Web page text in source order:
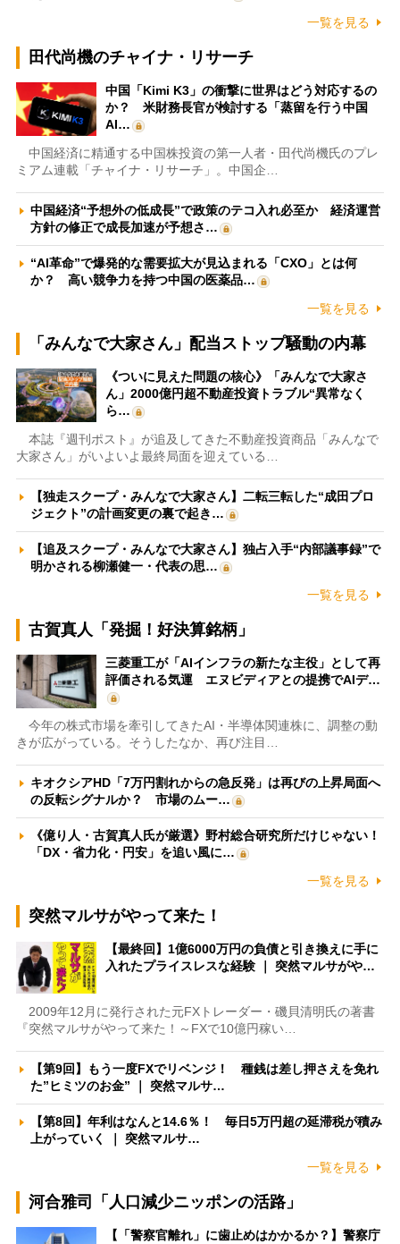
一覧を見る
田代尚機のチャイナ・リサーチ
中国「Kimi K3」の衝撃に世界はどう対応するの
か？ 米財務長官が検討する「蒸留を行う中国
AI…
中国経済に精通する中国株投資の第一人者・田代尚機氏のプレ
ミアム連載「チャイナ・リサーチ」。中国企…
中国経済“予想外の低成長”で政策のテコ入れ必至か 経済運営
方針の修正で成長加速が予想さ…
“AI革命”で爆発的な需要拡大が見込まれる「CXO」とは何
か？ 高い競争力を持つ中国の医薬品…
一覧を見る
「みんなで大家さん」配当ストップ騒動の内幕
《ついに見えた問題の核心》「みんなで大家さ
ん」2000億円超不動産投資トラブル“異常なく
ら…
本誌『週刊ポスト』が追及してきた不動産投資商品「みんなで
大家さん」がいよいよ最終局面を迎えている…
【独走スクープ・みんなで大家さん】二転三転した“成田プロ
ジェクト”の計画変更の裏で起き…
【追及スクープ・みんなで大家さん】独占入手“内部議事録”で
明かされる柳瀬健一・代表の思…
一覧を見る
古賀真人「発掘！好決算銘柄」
三菱重工が「AIインフラの新たな主役」として再
評価される気運 エヌビディアとの提携でAIデ…
今年の株式市場を牽引してきたAI・半導体関連株に、調整の動
きが広がっている。そうしたなか、再び注目…
キオクシアHD「7万円割れからの急反発」は再びの上昇局面へ
の反転シグナルか？ 市場のムー…
《億り人・古賀真人氏が厳選》野村総合研究所だけじゃない！
「DX・省力化・円安」を追い風に…
一覧を見る
突然マルサがやって来た！
【最終回】1億6000万円の負債と引き換えに手に
入れたプライスレスな経験 ｜ 突然マルサがや…
2009年12月に発行された元FXトレーダー・磯貝清明氏の著書
『突然マルサがやって来た！～FXで10億円稼い…
【第9回】もう一度FXでリベンジ！ 種銭は差し押さえを免れ
た”ヒミツのお金” ｜ 突然マルサ…
【第8回】年利はなんと14.6％！ 毎日5万円超の延滞税が積み
上がっていく ｜ 突然マルサ…
一覧を見る
河合雅司「人口減少ニッポンの活路」
【「警察官離れ」に歯止めはかかるか？】警察庁